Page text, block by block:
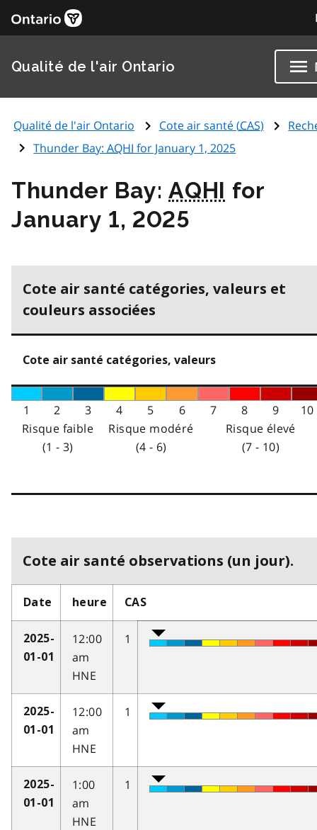
Qualité de l'air Ontario
Qualité de l'air Ontario Cote air santé (CAS)
Thunder Bay:AQHI for January 1, 2025
Thunder Bay:AQHI for
January 1, 2025
Cote air santé catégories, valeurs et
couleurs associées
Cote air santé catégories, valeurs
1 2 3 4 5 6 7 8 9
10
Risque faible
(1 - 3)
Risque modéré
(4 - 6)
Risque élevé
(7 - 10)
Cote air santé observations (un jour).
Date heure CAS
2025-
01-01
12:00
am
HNE
1
2025-
01-01
12:00
am
HNE
1
2025-
01-01
1:00
am
HNE
1